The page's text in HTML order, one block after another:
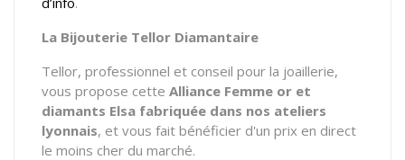
La Bijouterie Tellor Diamantaire
Tellor, professionnel et conseil pour la joaillerie,
vous propose cette Alliance Femme or et
diamants Elsa fabriquée dans nos ateliers
lyonnais, et vous fait bénéficier d'un prix en direct
le moins cher du marché.